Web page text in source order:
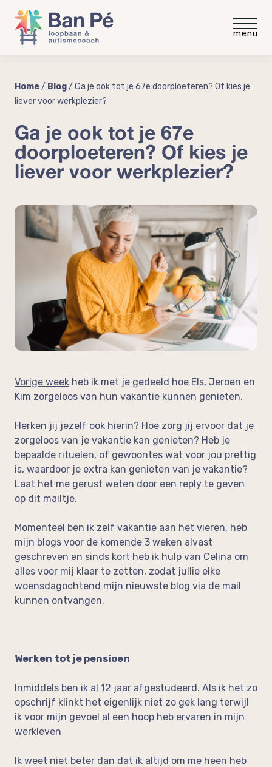
Gratis video
“meer rust minder stress”
Autisme en neurodiversiteit
coaching
Welke baan past bij mij?
Gratis werkgevergids
Coaching voor medewerkers
Praktische workshop neurodiversiteit
op de werkvloer
Feedback
Blog
Over Ban Pé
In de media
Neem vrijblijvend contact op!
Home/ Blog/ Ga je ook tot je 67e doorploeteren? Of kies je
liever voor werkplezier?
Ga je ook tot je 67e
doorploeteren? Of kies je
liever voor werkplezier?
Vorige week heb ik met je gedeeld hoe Els, Jeroen en
Kim zorgeloos van hun vakantie kunnen genieten.
Herken jij jezelf ook hierin? Hoe zorg jij ervoor dat je
zorgeloos van je vakantie kan genieten? Heb je
bepaalde rituelen, of gewoontes wat voor jou prettig
is, waardoor je extra kan genieten van je vakantie?
Laat het me gerust weten door een reply te geven
op dit mailtje.
Momenteel ben ik zelf vakantie aan het vieren, heb
mijn blogs voor de komende 3 weken alvast
geschreven en sinds kort heb ik hulp van Celina om
alles voor mij klaar te zetten, zodat jullie elke
woensdagochtend mijn nieuwste blog via de mail
kunnen ontvangen.
Werken tot je pensioen
Inmiddels ben ik al 12 jaar afgestudeerd. Als ik het zo
opschrijf klinkt het eigenlijk niet zo gek lang terwijl
ik voor mijn gevoel al een hoop heb ervaren in mijn
werkleven
Ik weet niet beter dan dat ik altijd om me heen heb